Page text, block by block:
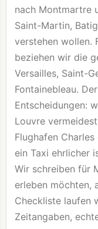
nach Montmartre
Saint-Martin,
verstehen wollen.
beziehen wir die
Versailles, Saint-
Fontainebleau.
Entscheidungen:
Louvre
Flughafen
ein Taxi ehrlicher
Wir schreiben für
erleben möchten,
Checkliste laufen
Zeitangaben,